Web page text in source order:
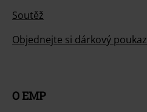
Soutěž
Objednejte si dárkový poukaz
O EMP